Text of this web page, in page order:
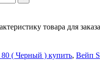
товара для
( Черный ) купить, Вейп